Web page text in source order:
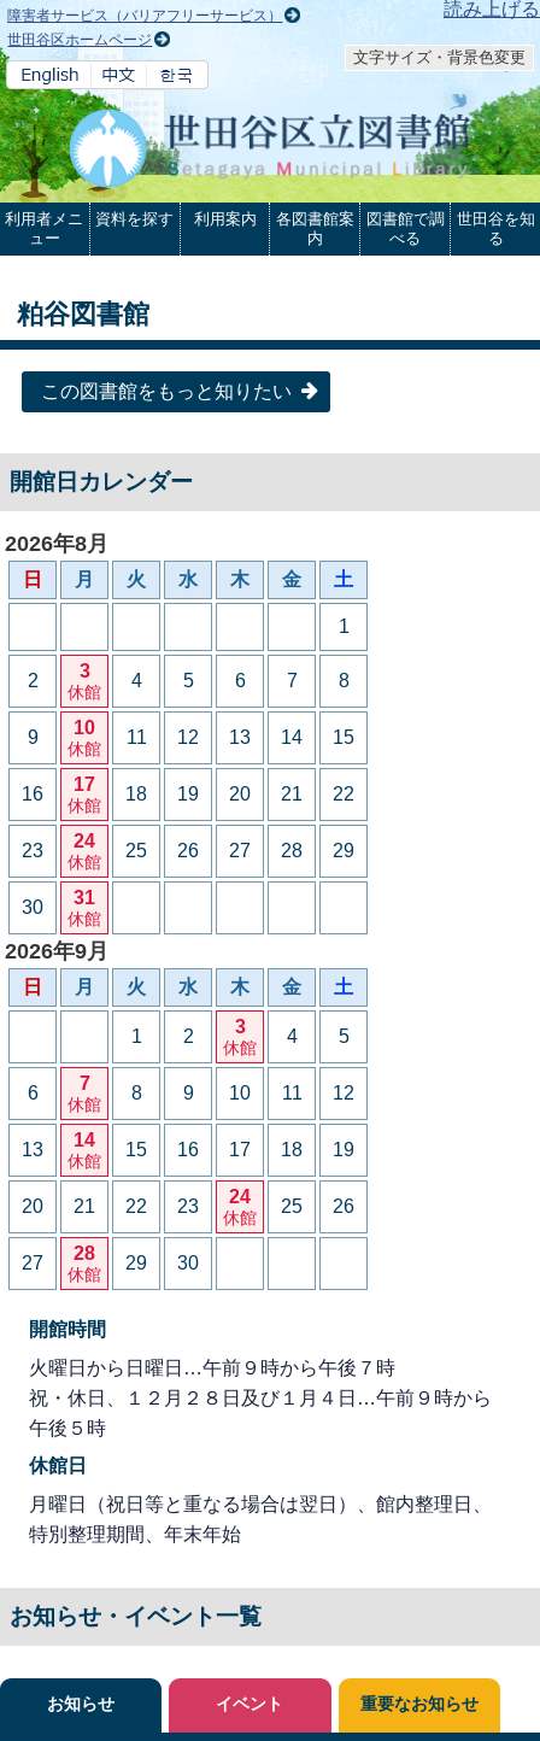
本文へ 読み上げる
障害者サービス（バリアフリーサービス）
世田谷区ホームページ
文字サイズ・背景色変更
利用者メニ
ュー
資料を探す 利用案内
各図書館案
内
図書館で調
べる
世田谷を知
る
粕谷図書館
この図書館をもっと知りたい
開館日カレンダー
2026年8月
日 月 火 水 木 金 土
1
2 3
休館
4 5 6 7 8
9 10
休館
11 12 13 14 15
16 17
休館
18 19 20 21 22
23 24
休館
25 26 27 28 29
30 31
休館
2026年9月
日 月 火 水 木 金 土
1 2 3
休館
4 5
6 7
休館
8 9 10 11 12
13 14
休館
15 16 17 18 19
20 21 22 23 24
休館
25 26
27 28
休館
29 30
開館時間
火曜日から日曜日…午前９時から午後７時
祝・休日、１２月２８日及び１月４日…午前９時から
午後５時
休館日
月曜日（祝日等と重なる場合は翌日）、館内整理日、
特別整理期間、年末年始
お知らせ・イベント一覧
お知らせ イベント 重要なお知らせ